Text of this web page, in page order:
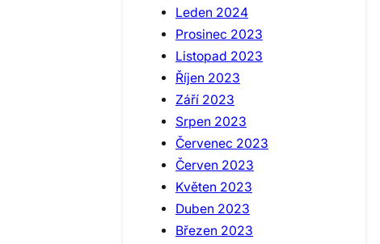
Leden 2024
Prosinec 2023
Listopad 2023
Říjen 2023
Září 2023
Srpen 2023
Červenec 2023
Červen 2023
Květen 2023
Duben 2023
Březen 2023